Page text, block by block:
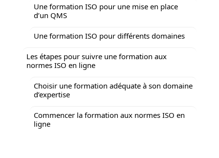
Une formation ISO pour une mise en place
d’un QMS
Une formation ISO pour différents domaines
Les étapes pour suivre une formation aux
normes ISO en ligne
Choisir une formation adéquate à son domaine
d’expertise
Commencer la formation aux normes ISO en
ligne